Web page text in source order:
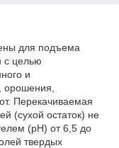
для подъема
с целью
и
орошения,
Перекачиваемая
(сухой остаток) не
(рН) от 6,5 до
твердых